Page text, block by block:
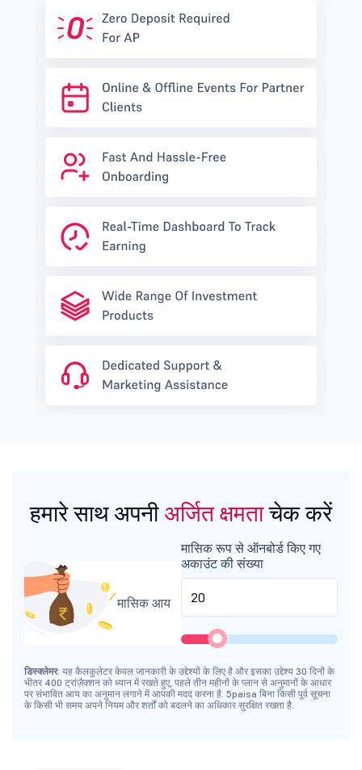
हमारे साथ अपनी अर्जित क्षमताचेक करें
मासिक रूप से ऑनबोर्ड किए गए
अकाउंट की संख्या
मासिक आय
डिस्क्लेमर: यह कैलकुलेटर केवल जानकारी के उद्देश्यों के लिए है और इसका उद्देश्य 30 दिनों के
भीतर 400 ट्रांज़ैक्शन को ध्यान में रखते हुए, पहले तीन महीनों के प्लान से अनुमानों के आधार
पर संभावित आय का अनुमान लगाने में आपकी मदद करना है. 5paisa बिना किसी पूर्व सूचना
के किसी भी समय अपने नियम और शर्तों को बदलने का अधिकार सुरक्षित रखता है.